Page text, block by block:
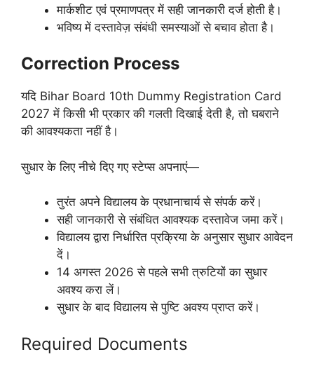
मार्कशीट एवं प्रमाणपत्र में सही जानकारी दर्ज होती है।
भविष्य में दस्तावेज़ संबंधी समस्याओं से बचाव होता है।
Correction Process
यदि Bihar Board 10th Dummy Registration Card
2027 में किसी भी प्रकार की गलती दिखाई देती है, तो घबराने
की आवश्यकता नहीं है।
सुधार के लिए नीचे दिए गए स्टेप्स अपनाएं—
तुरंत अपने विद्यालय के प्रधानाचार्य से संपर्क करें।
सही जानकारी से संबंधित आवश्यक दस्तावेज जमा करें।
विद्यालय द्वारा निर्धारित प्रक्रिया के अनुसार सुधार आवेदन
दें।
14 अगस्त 2026 से पहले सभी त्रुटियों का सुधार
अवश्य करा लें।
सुधार के बाद विद्यालय से पुष्टि अवश्य प्राप्त करें।
Required Documents